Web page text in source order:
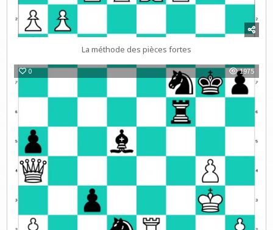
La méthode des pièces fortes
0 1975